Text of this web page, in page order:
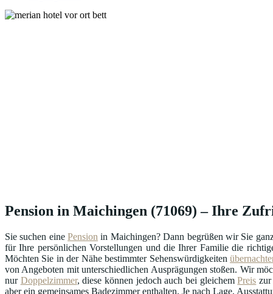
Pension in Maichingen (71069) – Ihre
Sie suchen einePension in Maichingen? Dann begrüßen wir Sie
für Ihre persönlichen Vorstellungen und die Ihrer Familie die
Möchten Sie in der Nähe bestimmter Sehenswürdigkeiten
von Angeboten mit unterschiedlichen Ausprägungen stoßen. Wir
nur Doppelzimmer, diese können jedoch auch bei gleichemPreis zur
aber ein gemeinsames Badezimmer enthalten. Je nach Lage,